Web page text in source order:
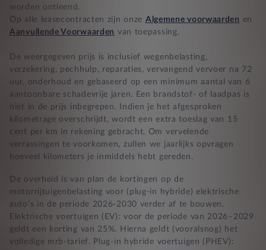
Zekerheid bij klachten
worden ontleend.
Op alle leasecontracten zijn onze Algemene voorwaarden en
Aanvullende Voorwaarden van toepassing.
De weergegeven prijs is inclusief wegenbelasting,
verzekering, pechhulp, reparaties, vervangend vervoer na 72
uur, onderhoud en gebaseerd op een minimum aantal van 6
aantoonbare schadevrije jaren. Een brandstof- of laadpas is
niet in de prijs inbegrepen. Indien je het afgesproken
kilometrage overschrijdt, wordt een extra toeslag van 15
cent per km in rekening gebracht. Om vervelende
verrassingen te voorkomen, zullen we jaarlijks opvragen
hoeveel kilometers je inmiddels hebt gereden.
De overheid is van plan de kortingen op de
motorrijtuigenbelasting voor (plug-in hybride) elektrische
auto’s in de periode 2026-2030 verder af te bouwen.
Elektrische voertuigen (EV): voor de periode van 2026–2029
geldt een korting van 25%. Hierna geldt (vooralsnog) het
volledige mrb-tarief. Plug-in hybride voertuigen (PHEV):